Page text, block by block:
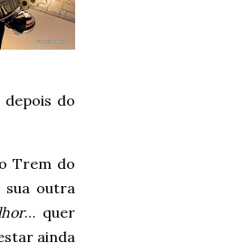
do
Trem do
sua outra
… quer
ainda